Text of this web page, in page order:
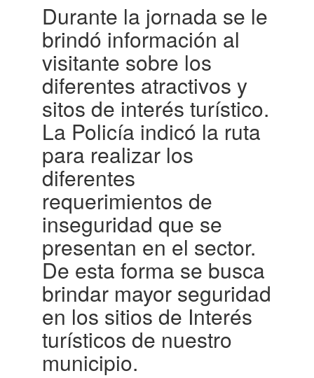
Durante la jornada se le
brindó información al
visitante sobre los
diferentes atractivos y
sitos de interés turístico.
La Policía indicó la ruta
para realizar los
diferentes
requerimientos de
inseguridad que se
presentan en el sector.
De esta forma se busca
brindar mayor seguridad
en los sitios de Interés
turísticos de nuestro
municipio.